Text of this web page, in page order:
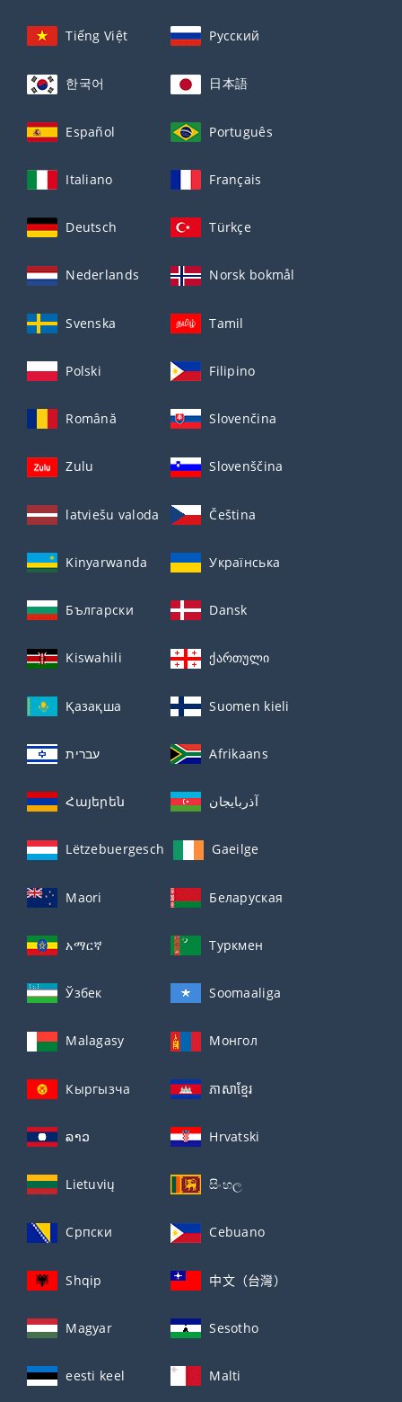
Tiếng Việt Русский
한국어 日本語
Español Português
Italiano Français
Deutsch Türkçe
Nederlands Norsk bokmål
Svenska Tamil
Polski Filipino
Română Slovenčina
Zulu Slovenščina
latviešu valoda Čeština
Kinyarwanda Українська
Български Dansk
Kiswahili ქართული
Қазақша Suomen kieli
עברית Afrikaans
Հայերեն آذربايجان
Lëtzebuergesch Gaeilge
Maori Беларуская
አማርኛ Туркмен
Ўзбек Soomaaliga
Malagasy Монгол
Кыргызча ភាសាខ្មែរ
ລາວ Hrvatski
Lietuvių සිංහල
Српски Cebuano
Shqip 中文（台灣）
Magyar Sesotho
eesti keel Malti